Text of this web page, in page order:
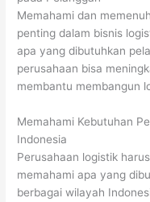
Memahami dan
penting dalam bisnis
apa yang dibutuhkan
perusahaan bisa
membantu membangun
Memahami Kebutuhan
Indonesia
Perusahaan logistik
memahami apa yang
berbagai wilayah